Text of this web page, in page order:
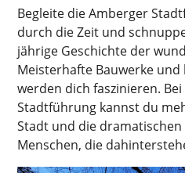
Begleite die Amberger
durch die Zeit und
jährige Geschichte der
Meisterhafte Bauwerke
werden dich faszinieren.
Stadtführung kannst du
Stadt und die dramatischen
Menschen, die